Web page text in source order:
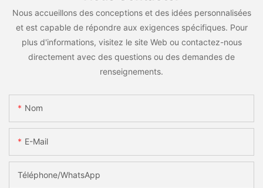
Nous accueillons des conceptions et des idées personnalisées
et est capable de répondre aux exigences spécifiques. Pour
plus d'informations, visitez le site Web ou contactez-nous
directement avec des questions ou des demandes de
renseignements.
Nom
E-Mail
Téléphone/WhatsApp